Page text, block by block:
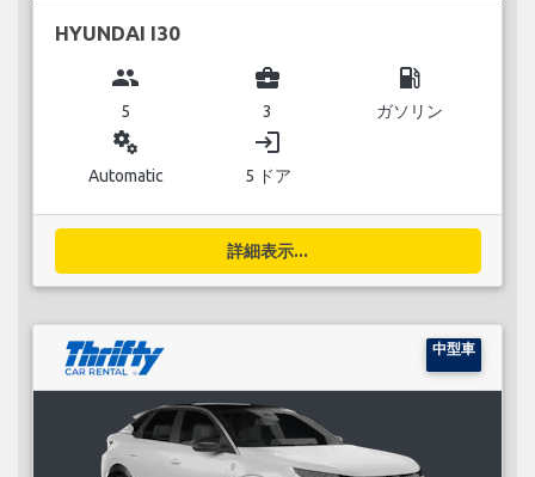
HYUNDAI I30
group
5
business_center
3
local_gas_station
ガソリン
miscellaneous_services
Automatic
login
5 ドア
詳細表示...
中型車